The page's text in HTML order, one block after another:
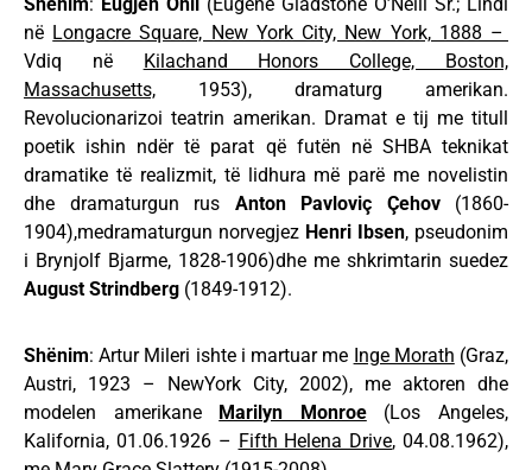
në Longacre Square, New York City, New York, 1888 –
Vdiq në Kilachand Honors College, Boston,
Massachusetts, 1953), dramaturg amerikan.
Revolucionarizoi teatrin amerikan. Dramat e tij me titull
poetik ishin ndër të parat që futën në SHBA teknikat
dramatike të realizmit, të lidhura më parë me novelistin
dhe dramaturgun rus Anton Pavloviç Çehov (1860-
1904),medramaturgun norvegjez Henri Ibsen, pseudonim
i Brynjolf Bjarme, 1828-1906)dhe me shkrimtarin suedez
August Strindberg (1849-1912).
Shënim: Artur Mileri ishte i martuar me Inge Morath (Graz,
Austri, 1923 – NewYork City, 2002), me aktoren dhe
modelen amerikane Marilyn Monroe
(Los Angeles,
Kalifornia, 01.06.1926 – Fifth Helena Drive, 04.08.1962),